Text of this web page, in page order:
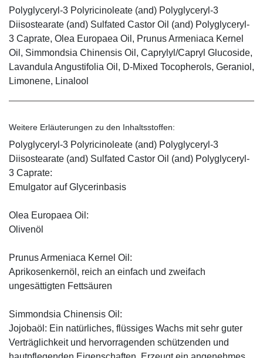
Polyglyceryl-3 Polyricinoleate (and) Polyglyceryl-3
Diisostearate (and) Sulfated Castor Oil (and) Polyglyceryl-
3 Caprate, Olea Europaea Oil, Prunus Armeniaca Kernel
Oil, Simmondsia Chinensis Oil, Caprylyl/Capryl Glucoside,
Lavandula Angustifolia Oil, D-Mixed Tocopherols, Geraniol,
Limonene, Linalool
Weitere Erläuterungen zu den Inhaltsstoffen:
Polyglyceryl-3 Polyricinoleate (and) Polyglyceryl-3
Diisostearate (and) Sulfated Castor Oil (and) Polyglyceryl-
3 Caprate:
Emulgator auf Glycerinbasis
Olea Europaea Oil:
Olivenöl
Prunus Armeniaca Kernel Oil:
Aprikosenkernöl, reich an einfach und zweifach
ungesättigten Fettsäuren
Simmondsia Chinensis Oil:
Jojobaöl: Ein natürliches, flüssiges Wachs mit sehr guter
Verträglichkeit und hervorragenden schützenden und